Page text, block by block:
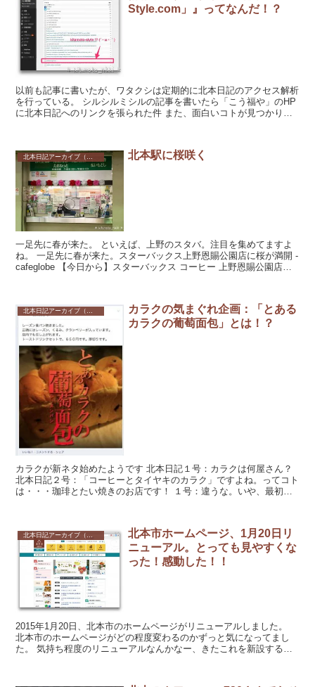
Style.com」』ってなんだ！？
以前も記事に書いたが、ワタクシは定期的に北本日記のアクセス解析
を行っている。 シルシルミシルの記事を書いたら「こう福や」のHP
に北本日記へのリンクを張られた件 また、面白いコトが見つかりま
北本駅に桜咲く
一足先に春が来た。 といえば、上野のスタバ。注目を集めてますよ
ね。 一足先に春が来た。スターバックス上野恩賜公園店に桜が満開 -
cafeglobe 【今日から】スターバックス コーヒー 上野恩賜公園店で
北本日記アーカイブ（記録保存）
カラクの気まぐれ企画：「とある
カラクの葡萄面包」とは！？
カラクが新ネタ始めたようです 北本日記１号：カラクは何屋さん？
北本日記２号：「コーヒーとタイヤキのカラク」ですよね。ってコト
は・・・珈琲とたい焼きのお店です！ １号：違うな。いや、最初は
北本日記アーカイブ（記録保存）
北本市ホームページ、1月20日リ
ニューアル。とっても見やすくな
った！感動した！！
2015年1月20日、北本市のホームページがリニューアルしました。
北本市のホームページがどの程度変わるのかずっと気になってまし
た。 気持ち程度のリニューアルなんかなー、きたこれを新設するく